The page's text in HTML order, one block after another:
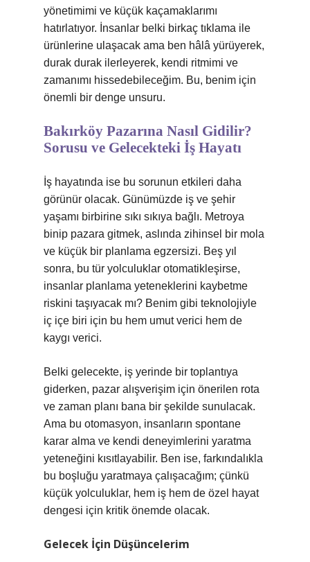
yönetimimi ve küçük kaçamaklarımı
hatırlatıyor. İnsanlar belki birkaç tıklama ile
ürünlerine ulaşacak ama ben hâlâ yürüyerek,
durak durak ilerleyerek, kendi ritmimi ve
zamanımı hissedebileceğim. Bu, benim için
önemli bir denge unsuru.
Bakırköy Pazarına Nasıl Gidilir?
Sorusu ve Gelecekteki İş Hayatı
İş hayatında ise bu sorunun etkileri daha
görünür olacak. Günümüzde iş ve şehir
yaşamı birbirine sıkı sıkıya bağlı. Metroya
binip pazara gitmek, aslında zihinsel bir mola
ve küçük bir planlama egzersizi. Beş yıl
sonra, bu tür yolculuklar otomatikleşirse,
insanlar planlama yeteneklerini kaybetme
riskini taşıyacak mı? Benim gibi teknolojiyle
iç içe biri için bu hem umut verici hem de
kaygı verici.
Belki gelecekte, iş yerinde bir toplantıya
giderken, pazar alışverişim için önerilen rota
ve zaman planı bana bir şekilde sunulacak.
Ama bu otomasyon, insanların spontane
karar alma ve kendi deneyimlerini yaratma
yeteneğini kısıtlayabilir. Ben ise, farkındalıkla
bu boşluğu yaratmaya çalışacağım; çünkü
küçük yolculuklar, hem iş hem de özel hayat
dengesi için kritik önemde olacak.
Gelecek İçin Düşüncelerim